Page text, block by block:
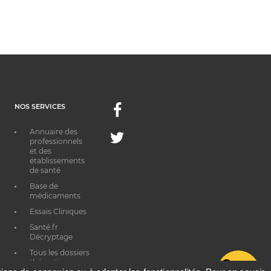
NOS SERVICES
Annuaire des
professionnels
et des
établissements
de santé
Base de
médicaments
Essais Cliniques
Santé.fr
Décryptage
Tous les dossiers
thématiques
Facebook
Twitter